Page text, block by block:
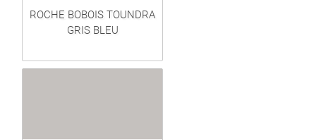
ROCHE BOBOIS TOUNDRA
GRIS BLEU